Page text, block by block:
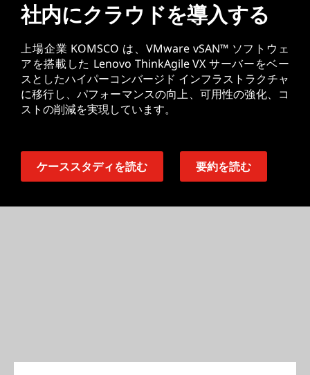
社内にクラウドを導入する
上場企業 KOMSCO は、VMware vSAN™ ソフトウェ
アを搭載した Lenovo ThinkAgile VX サーバーをベー
スとしたハイパーコンバージド インフラストラクチャ
に移行し、パフォーマンスの向上、可用性の強化、コ
ストの削減を実現しています。
ケーススタディを読む 要約を読む